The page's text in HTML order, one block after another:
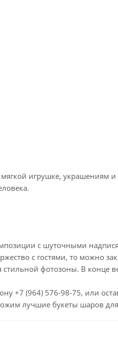
игрушке, украшениям
с шуточными
с гостями, то можно
фотозоны. В конце
+7 (964) 576-98-75, или
лучшие букеты шаров